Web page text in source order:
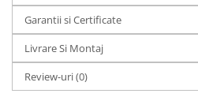
Garantii si Certificate
Livrare Si Montaj
Review-uri(0)